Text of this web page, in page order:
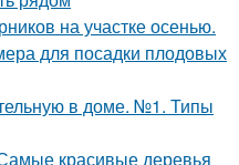
на участке осенью.
для посадки плодовых
в доме. №1. Типы
красивые деревья